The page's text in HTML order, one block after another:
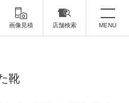
画像見積 店舗検索 MENU
靴